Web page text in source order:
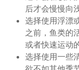
后才会慢慢向
选择使用浮漂
之前，鱼类的
或者快速运动
选择使用一些